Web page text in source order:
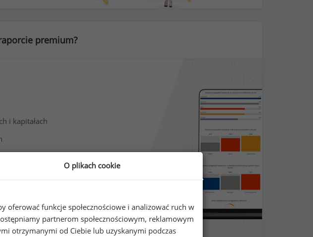
premium?
i kapitałach
O plikach cookie
funkcje społecznościowe i analizować ruch w
partnerom społecznościowym, reklamowym
otrzymanymi od Ciebie lub uzyskanymi podczas